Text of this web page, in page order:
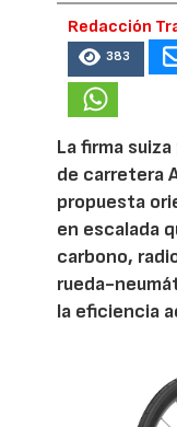
Redacción
383
La firma
de carretera
propuesta
en escalada
carbono,
rueda-
la eficiencia